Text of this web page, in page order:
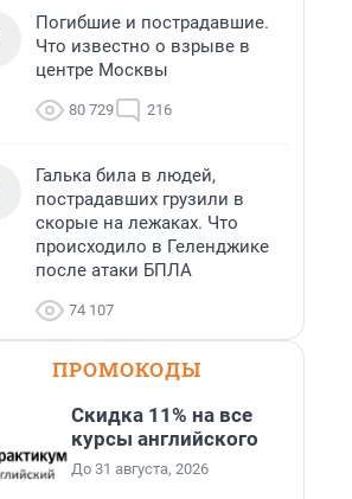
Погибшие и пострадавшие.
Что известно о взрыве в
центре Москвы
80 729 216
Галька била в людей,
пострадавших грузили в
скорые на лежаках. Что
происходило в Геленджике
после атаки БПЛА
74 107
ПРОМОКОДЫ
Скидка 11% на все
курсы английского
До 31 августа, 2026